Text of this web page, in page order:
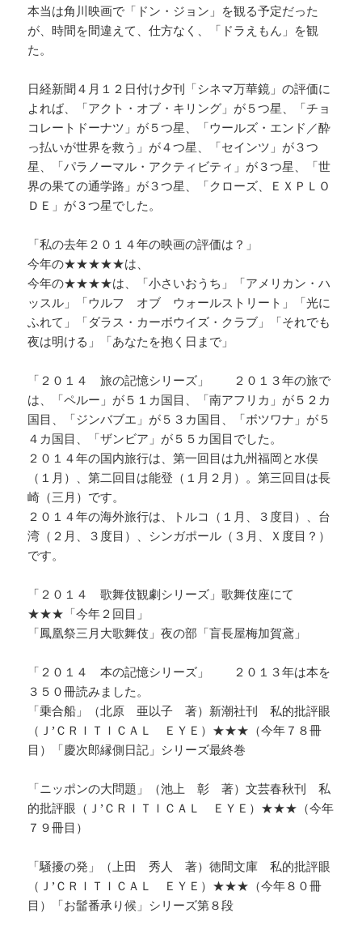
本当は角川映画で「ドン・ジョン」を観る予定だった
が、時間を間違えて、仕方なく、「ドラえもん」を観
た。
日経新聞４月１２日付け夕刊「シネマ万華鏡」の評価に
よれば、「アクト・オブ・キリング」が５つ星、「チョ
コレートドーナツ」が５つ星、「ウールズ・エンド／酔
っ払いが世界を救う」が４つ星、「セインツ」が３つ
星、「パラノーマル・アクティビティ」が３つ星、「世
界の果ての通学路」が３つ星、「クローズ、ＥＸＰＬＯ
ＤＥ」が３つ星でした。
「私の去年２０１４年の映画の評価は？」
今年の★★★★★は、
今年の★★★★は、「小さいおうち」「アメリカン・ハ
ッスル」「ウルフ オブ ウォールストリート」「光に
ふれて」「ダラス・カーボウイズ・クラブ」「それでも
夜は明ける」「あなたを抱く日まで」
「２０１４ 旅の記憶シリーズ」 ２０１３年の旅で
は、「ペルー」が５１カ国目、「南アフリカ」が５２カ
国目、「ジンバブエ」が５３カ国目、「ボツワナ」が５
４カ国目、「ザンビア」が５５カ国目でした。
２０１４年の国内旅行は、第一回目は九州福岡と水俣
（１月）、第二回目は能登（１月２月）。第三回目は長
崎（三月）です。
２０１４年の海外旅行は、トルコ（１月、３度目）、台
湾（２月、３度目）、シンガポール（３月、Ｘ度目？）
です。
「２０１４ 歌舞伎観劇シリーズ」歌舞伎座にて
★★★「今年２回目」
「鳳凰祭三月大歌舞伎」夜の部「盲長屋梅加賀鳶」
「２０１４ 本の記憶シリーズ」 ２０１３年は本を
３５０冊読みました。
「乗合船」（北原 亜以子 著）新潮社刊 私的批評眼
（Ｊ’ＣＲＩＴＩＣＡＬ ＥＹＥ）★★★（今年７８冊
目）「慶次郎縁側日記」シリーズ最終巻
「ニッポンの大問題」（池上 彰 著）文芸春秋刊 私
的批評眼（Ｊ’ＣＲＩＴＩＣＡＬ ＥＹＥ）★★★（今年
７９冊目）
「騒擾の発」（上田 秀人 著）徳間文庫 私的批評眼
（Ｊ’ＣＲＩＴＩＣＡＬ ＥＹＥ）★★★（今年８０冊
目）「お髷番承り候」シリーズ第８段